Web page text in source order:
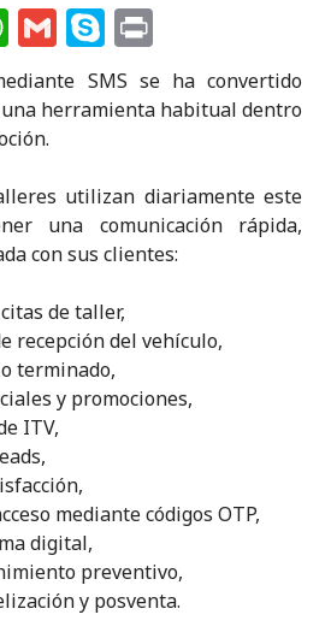
W
h
a
ts
A
p
p
G
m
ai
S
k
y
e
ri
n
SMS se ha convertido
una herramienta habitual dentro
utilizan diariamente este
una comunicación rápida,
con sus clientes:
de taller,
recepción del vehículo,
terminado,
y promociones,
ITV,
mediante códigos OTP,
digital,
preventivo,
y posventa.